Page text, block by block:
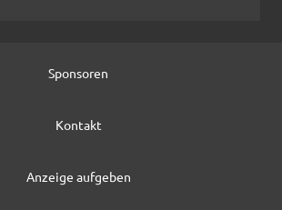
Sponsoren
Kontakt
Anzeige aufgeben